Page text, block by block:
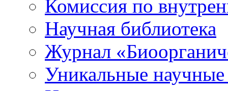
Комиссия по
Научная библиотека
Журнал
Уникальные научные